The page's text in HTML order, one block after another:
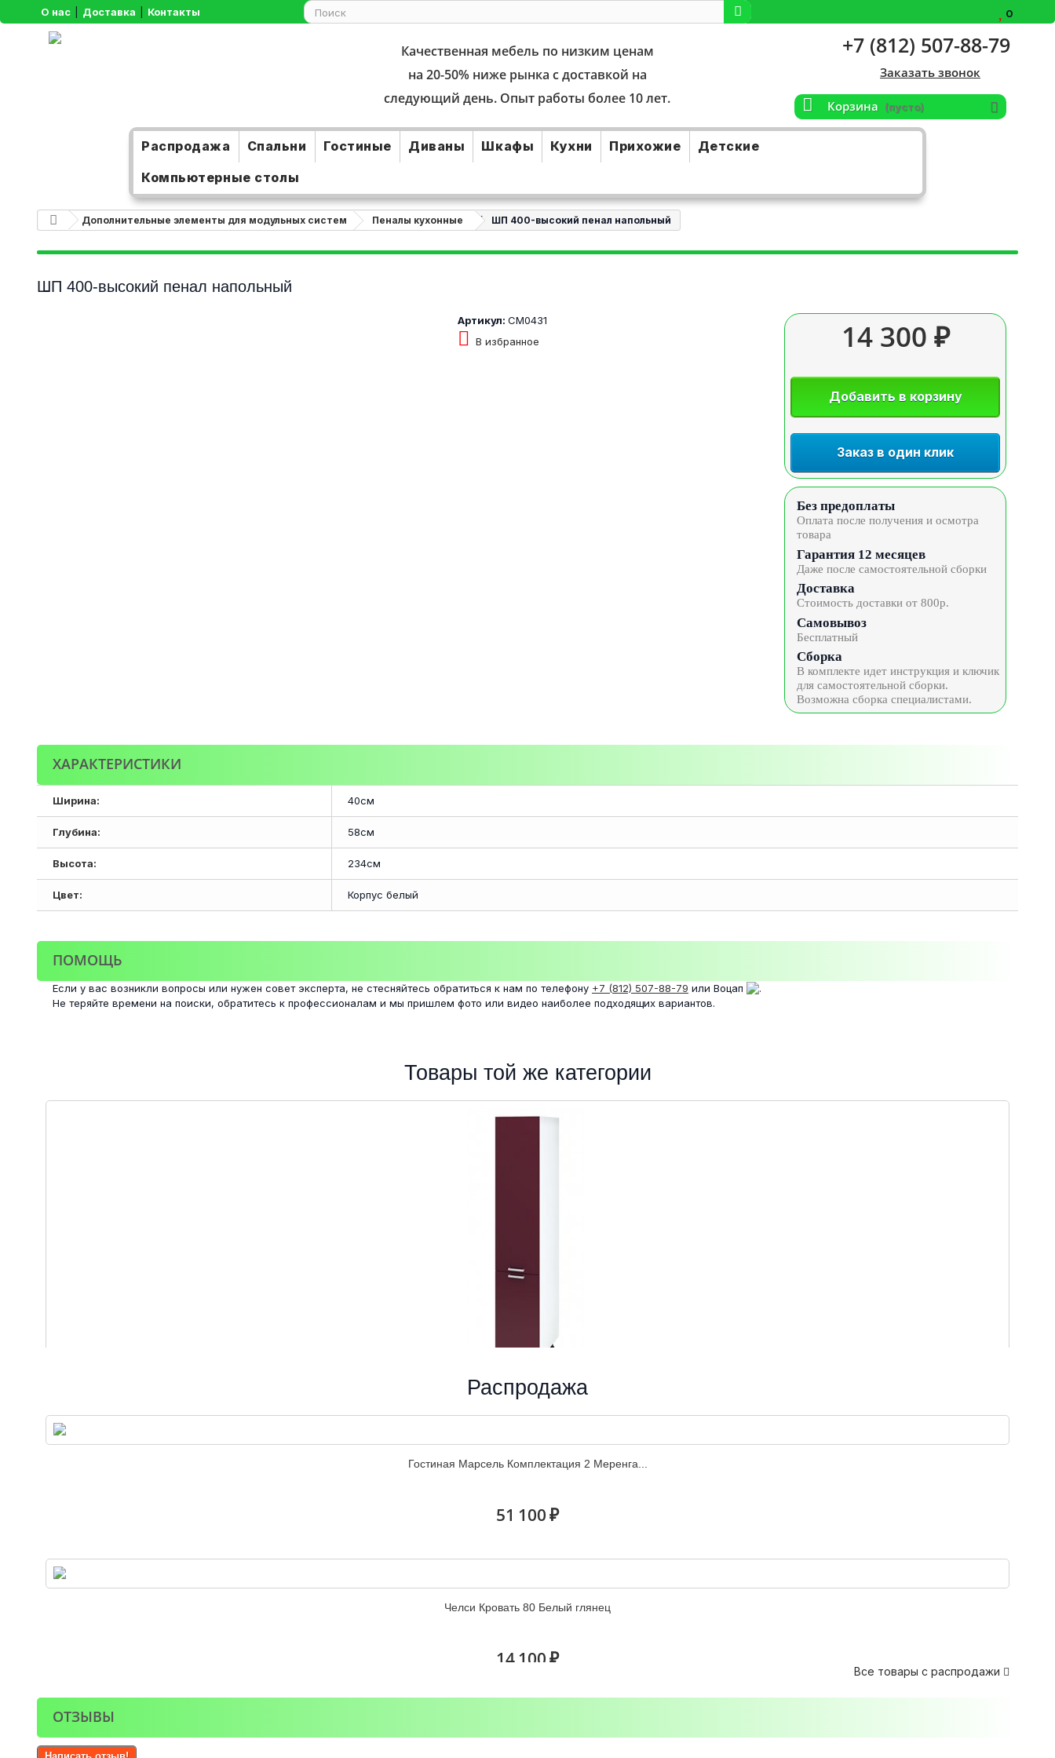
О нас Доставка Контакты 0
Качественная мебель по низким ценам
на 20-50% ниже рынка с доставкой на
следующий день. Опыт работы более 10 лет.
+7 (812) 507-88-79
Заказать звонок
Корзина (пусто)
Распродажа Спальни Гостиные Диваны Шкафы Кухни Прихожие
Детские
Компьютерные столы
Дополнительные элементы для модульных систем Пеналы кухонные ШП 400-высокий пенал напольный
ШП 400-высокий пенал напольный
Артикул: СМ0431
В избранное
14 300 ₽
Добавить в корзину
Заказ в один клик
Без предоплаты
Оплата после получения и осмотра
товара
Гарантия 12 месяцев
Даже после самостоятельной сборки
Доставка
Стоимость доставки от 800р.
Самовывоз
Бесплатный
Сборка
В комплекте идет инструкция и ключик
для самостоятельной сборки.
Возможна сборка специалистами.
ХАРАКТЕРИСТИКИ
Ширина: 40см
Глубина: 58см
Высота: 234см
Цвет: Корпус белый
ПОМОЩЬ
Если у вас возникли вопросы или нужен совет эксперта, не стесняйтесь обратиться к нам по телефону +7 (812) 507-88-79 или Воцап
.
Не теряйте времени на поиски, обратитесь к профессионалам и мы пришлем фото или видео наиболее подходящих вариантов.
Товары той же категории
ШП 400 пенал напольный
Распродажа
Гостиная Марсель Комплектация 2 Меренга...
51 100 ₽
Челси Кровать 80 Белый глянец
14 100 ₽
Все товары с распродажи 
ОТЗЫВЫ